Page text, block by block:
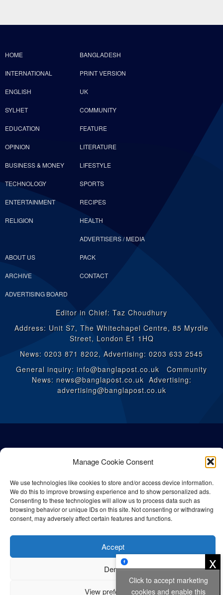
Manage Cookie Consent
We use technologies like cookies to store and/or access device information.
We do this to improve browsing experience and to show personalized ads.
Consenting to these technologies will allow us to process data such as
browsing behavior or unique IDs on this site. Not consenting or withdrawing
consent, may adversely affect certain features and functions.
Accept
Deny
View preferences
HOME BANGLADESH
INTERNATIONAL PRINT VERSION
ENGLISH UK
SYLHET COMMUNITY
EDUCATION FEATURE
OPINION LITERATURE
BUSINESS & MONEY LIFESTYLE
TECHNOLOGY SPORTS
ENTERTAINMENT RECIPES
RELIGION HEALTH
ABOUT US
ADVERTISERS / MEDIA
PACK
ARCHIVE CONTACT
ADVERTISING BOARD
Editor in Chief: Taz Choudhury
Address: Unit S7, The Whitechapel Centre, 85 Myrdle
Street, London E1 1HQ
News: 0203 871 8202, Advertising: 0203 633 2545
General inquiry: info@banglapost.co.uk Community
News: news@banglapost.co.uk Advertising:
advertising@banglapost.co.uk
© All rights reserved Bangla Post2026| Any unauthorised use or
reproduction of our content is strictly prohibited.
Privacy Policy Cookie Policy
x
Click to accept marketing
cookies and enable this